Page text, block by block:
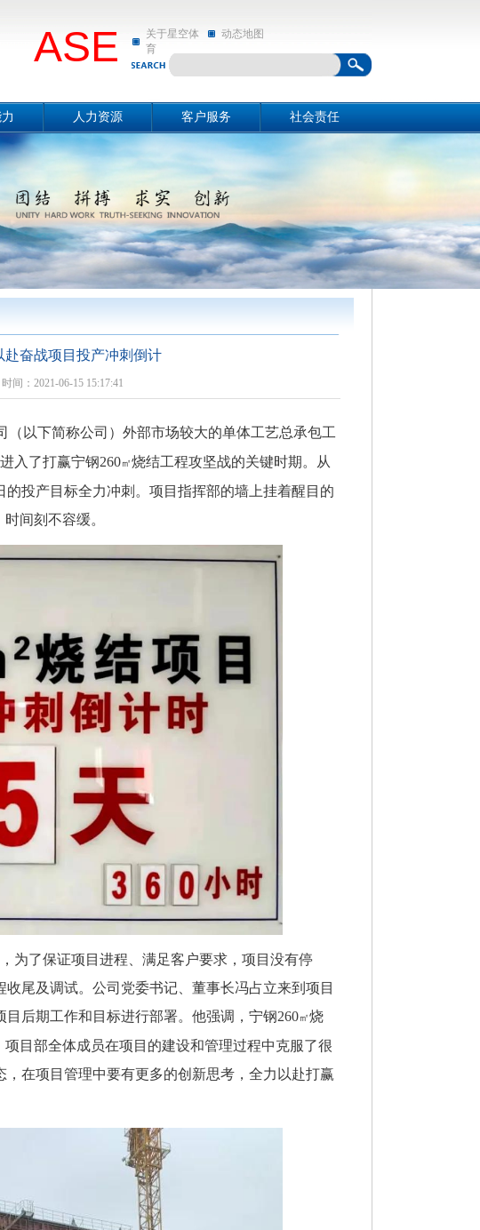
ASE
关于星空体
育
动态地图
况
术
术
工程
人力资源
资源概况
客户服务
关于星空体育
动态地图
社会责任
赴奋战项目投产冲刺倒计
间：2021-06-15 15:17:41
（以下简称公司）外部市场较大的单体工艺总承包工
入了打赢宁钢260㎡烧结工程攻坚战的关键时期。从
投产目标全力冲刺。项目指挥部的墙上挂着醒目的
间刻不容缓。
了保证项目进程、满足客户要求，项目没有停
尾及调试。公司党委书记、董事长冯占立来到项目
后期工作和目标进行部署。他强调，宁钢260㎡烧
目部全体成员在项目的建设和管理过程中克服了很
在项目管理中要有更多的创新思考，全力以赴打赢